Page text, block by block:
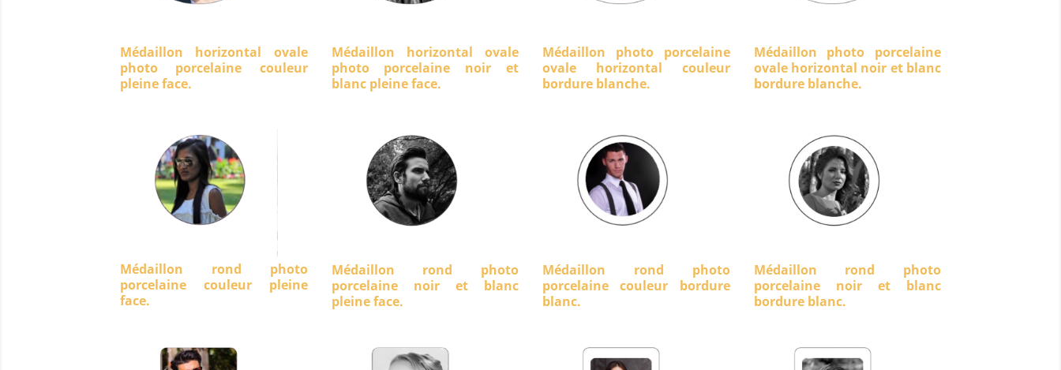
Médaillon horizontal ovale
photo porcelaine couleur
pleine face.
Médaillon horizontal ovale
photo porcelaine noir et
blanc pleine face.
Médaillon photo porcelaine
ovale horizontal couleur
bordure blanche.
Médaillon photo porcelaine
ovale horizontal noir et blanc
bordure blanche.
Médaillon rond photo
porcelaine couleur pleine
face.
Médaillon rond photo
porcelaine noir et blanc
pleine face.
Médaillon rond photo
porcelaine couleur bordure
blanc.
Médaillon rond photo
porcelaine noir et blanc
bordure blanc.